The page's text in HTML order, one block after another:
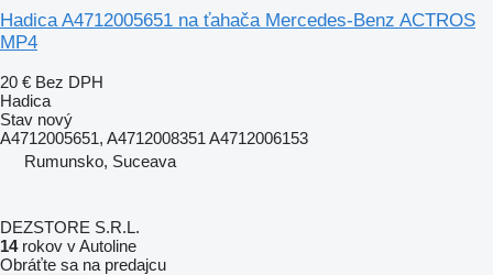
Hadica A4712005651 na ťahača Mercedes-Benz ACTROS
MP4
20 € Bez DPH
Hadica
Stav nový
A4712005651, A4712008351 A4712006153
Rumunsko, Suceava
DEZSTORE S.R.L.
14rokov v Autoline
Obráťte sa na predajcu